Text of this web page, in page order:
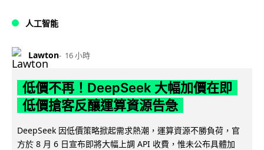
人工智能
Lawton 16 小時
低價不再！DeepSeek 大幅加價在即
低價搶客反釀運算資源告急
DeepSeek 因低價策略掀起需求熱潮，運算資源不勝負荷，官
方於 8 月 6 日宣布即將大幅上調 API 收費，惟未公布具體加